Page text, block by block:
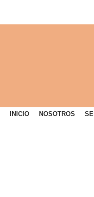
INICIO NOSOTROS